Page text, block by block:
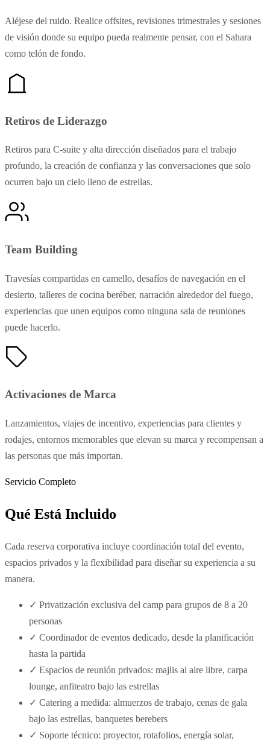
Aléjese del ruido. Realice offsites, revisiones trimestrales y sesiones
de visión donde su equipo pueda realmente pensar, con el Sahara
como telón de fondo.
Retiros de Liderazgo
Retiros para C-suite y alta dirección diseñados para el trabajo
profundo, la creación de confianza y las conversaciones que solo
ocurren bajo un cielo lleno de estrellas.
Team Building
Travesías compartidas en camello, desafíos de navegación en el
desierto, talleres de cocina beréber, narración alrededor del fuego,
experiencias que unen equipos como ninguna sala de reuniones
puede hacerlo.
Activaciones de Marca
Lanzamientos, viajes de incentivo, experiencias para clientes y
rodajes, entornos memorables que elevan su marca y recompensan a
las personas que más importan.
Servicio Completo
Qué Está Incluido
Cada reserva corporativa incluye coordinación total del evento,
espacios privados y la flexibilidad para diseñar su experiencia a su
manera.
✓ Privatización exclusiva del camp para grupos de 8 a 20
personas
✓ Coordinador de eventos dedicado, desde la planificación
hasta la partida
✓ Espacios de reunión privados: majlis al aire libre, carpa
lounge, anfiteatro bajo las estrellas
✓ Catering a medida: almuerzos de trabajo, cenas de gala
bajo las estrellas, banquetes berebers
✓ Soporte técnico: proyector, rotafolios, energía solar,